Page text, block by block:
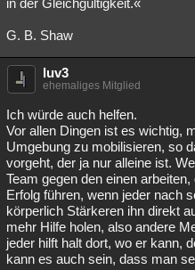
in der Gleichgültigkeit.«
G. B. Shaw
luv3
ehemaliges Mitglied
Ich würde auch helfen.
Vor allen Dingen ist es wichtig,
Umgebung zu mobilisieren, so
vorgeht, der ja nur alleine ist.
Team gegen den einen
Erfolg führen, wenn jeder nach
körperlich Stärkeren ihn direkt
mehr Hilfe holen, also andere
jeder hilft halt dort, wo er kann,
kann es auch sein, dass man